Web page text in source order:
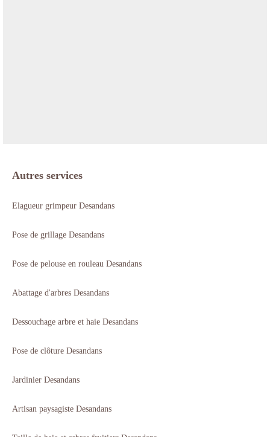
Autres services
Elagueur grimpeur Desandans
Pose de grillage Desandans
Pose de pelouse en rouleau Desandans
Abattage d'arbres Desandans
Dessouchage arbre et haie Desandans
Pose de clôture Desandans
Jardinier Desandans
Artisan paysagiste Desandans